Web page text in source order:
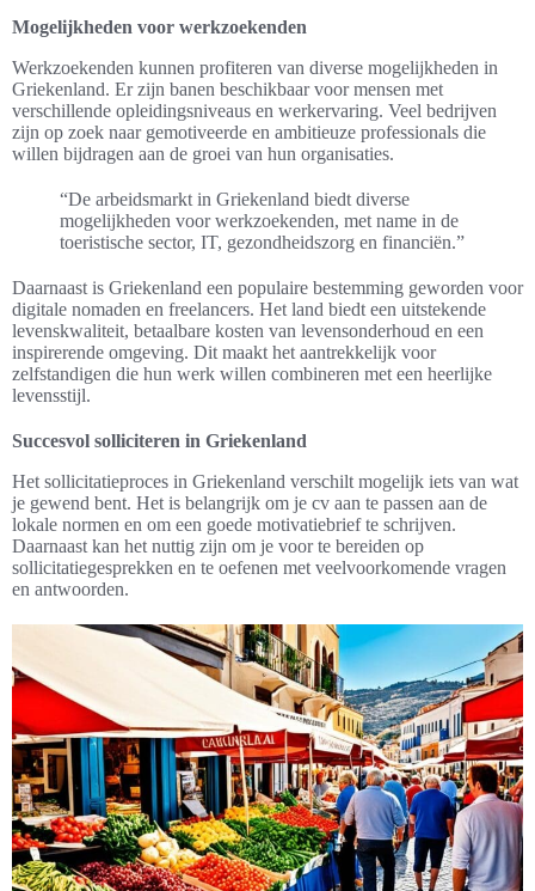
Mogelijkheden voor werkzoekenden
Werkzoekenden kunnen profiteren van diverse mogelijkheden in
Griekenland. Er zijn banen beschikbaar voor mensen met
verschillende opleidingsniveaus en werkervaring. Veel bedrijven
zijn op zoek naar gemotiveerde en ambitieuze professionals die
willen bijdragen aan de groei van hun organisaties.
“De arbeidsmarkt in Griekenland biedt diverse
mogelijkheden voor werkzoekenden, met name in de
toeristische sector, IT, gezondheidszorg en financiën.”
Daarnaast is Griekenland een populaire bestemming geworden voor
digitale nomaden en freelancers. Het land biedt een uitstekende
levenskwaliteit, betaalbare kosten van levensonderhoud en een
inspirerende omgeving. Dit maakt het aantrekkelijk voor
zelfstandigen die hun werk willen combineren met een heerlijke
levensstijl.
Succesvol solliciteren in Griekenland
Het sollicitatieproces in Griekenland verschilt mogelijk iets van wat
je gewend bent. Het is belangrijk om je cv aan te passen aan de
lokale normen en om een goede motivatiebrief te schrijven.
Daarnaast kan het nuttig zijn om je voor te bereiden op
sollicitatiegesprekken en te oefenen met veelvoorkomende vragen
en antwoorden.